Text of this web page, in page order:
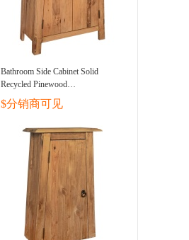
Bathroom Side Cabinet Solid
Recycled Pinewood
23.2inchx12.6inchx31.5inch
$分销商可见